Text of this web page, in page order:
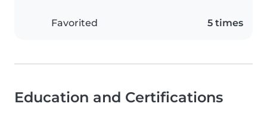
Favorited 5 times
Education and Certifications